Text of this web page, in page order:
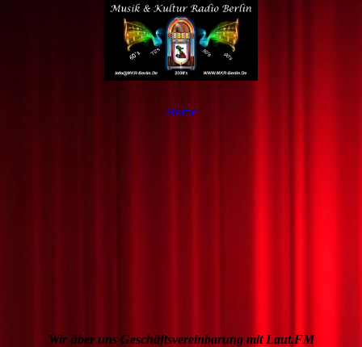
Home
Wir über uns Geschäftsvereinbarung mit Laut.FM